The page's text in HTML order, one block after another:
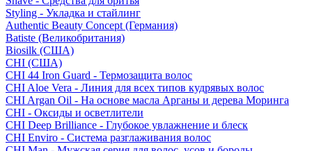
Styling - Укладка и стайлинг
Authentic Beauty Concept (Германия)
Batiste (Великобритания)
Biosilk (США)
CHI (США)
CHI 44 Iron Guard - Термозащита волос
CHI Aloe Vera - Линия для всех типов кудрявых волос
CHI Argan Oil - На основе масла Арганы и дерева Моринга
CHI - Оксиды и осветлители
CHI Deep Brilliance - Глубокое увлажнение и блеск
CHI Enviro - Система разглаживания волос